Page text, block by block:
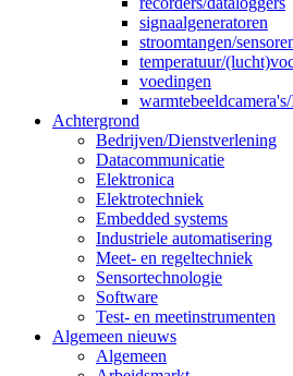
signaalgeneratoren
stroomtangen/
temperatuur/
voedingen
Achtergrond
Bedrijven/Dienstverlening
Datacommunicatie
Elektronica
Elektrotechniek
Embedded systems
Industriele automatisering
Meet- en regeltechniek
Sensortechnologie
Software
Test- en meetinstrumenten
Algemeen nieuws
Algemeen